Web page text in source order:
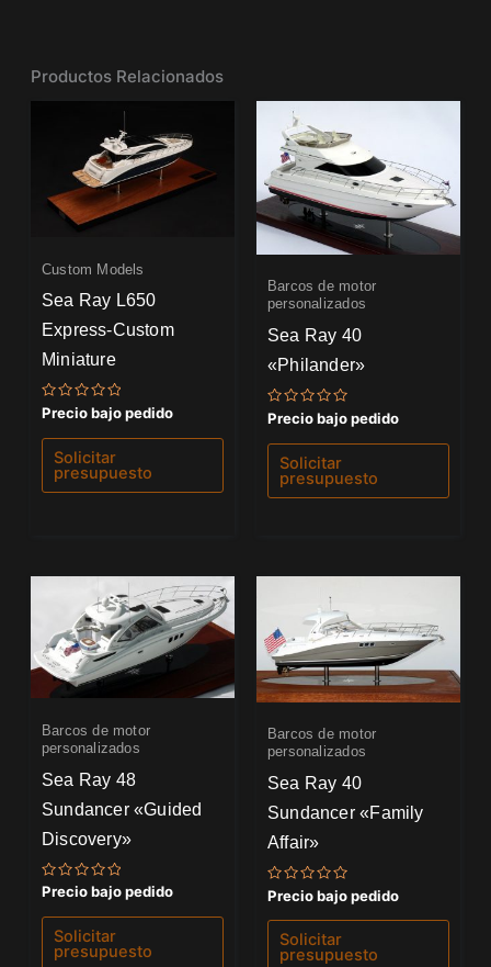
Productos Relacionados
Custom Models
Sea Ray L650
Express-Custom
Miniature
Valorado
0
de
Precio bajo pedido
Solicitar
presupuesto
Barcos de motor
personalizados
Sea Ray 40
«Philander»
Valorado
con
0
de
Precio bajo pedido
Solicitar
presupuesto
Barcos de motor
personalizados
Sea Ray 48
Sundancer «Guided
Discovery»
Valorado
0
de
Precio bajo pedido
Solicitar
presupuesto
Barcos de motor
personalizados
Sea Ray 40
Sundancer «Family
Affair»
Valorado
con
0
de
Precio bajo pedido
Solicitar
presupuesto